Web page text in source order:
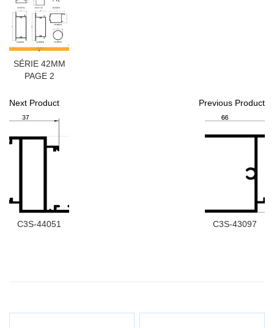
SÉRIE 42MM
PAGE 2
Next Product
C3S-44051
Previous Product
C3S-43097